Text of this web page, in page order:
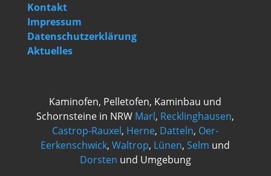
Kontakt
Impressum
Datenschutzerklärung
Aktuelles
Kaminofen, Pelletofen, Kaminbau und
Schornsteine in NRW Marl, Recklinghausen,
Castrop-Rauxel, Herne, Datteln, Oer-
Eerkenschwick,Waltrop, Lünen,Selm und
Dorsten und Umgebung